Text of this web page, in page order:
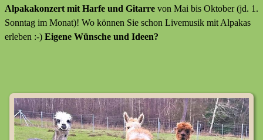
Alpakakonzert mit Harfe und Gitarre von Mai bis Oktober (jd. 1.
Sonntag im Monat)! Wo können Sie schon Livemusik mit Alpakas
erleben :-) Eigene Wünsche und Ideen?